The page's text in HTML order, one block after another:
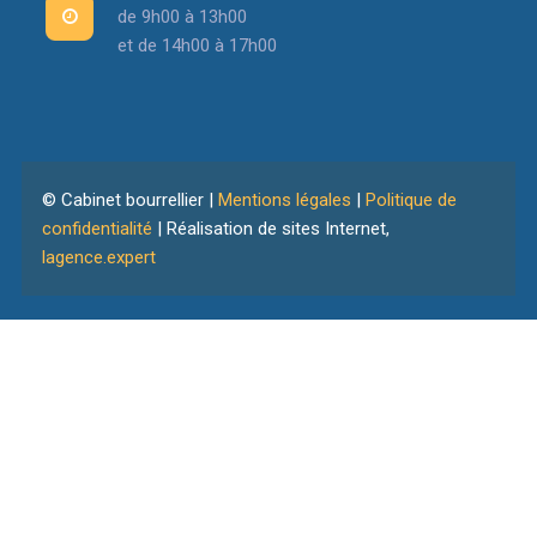
de 9h00 à 13h00
et de 14h00 à 17h00
© Cabinet bourrellier | Mentions légales | Politique de
confidentialité | Réalisation de sites Internet,
lagence.expert